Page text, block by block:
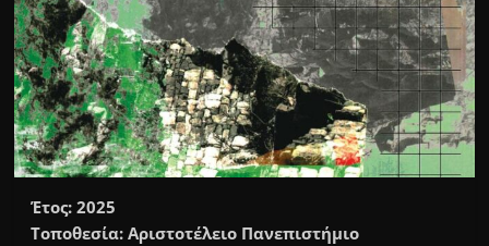
Έτος: 2025
Τοποθεσία: Αριστοτέλειο Πανεπιστήμιο